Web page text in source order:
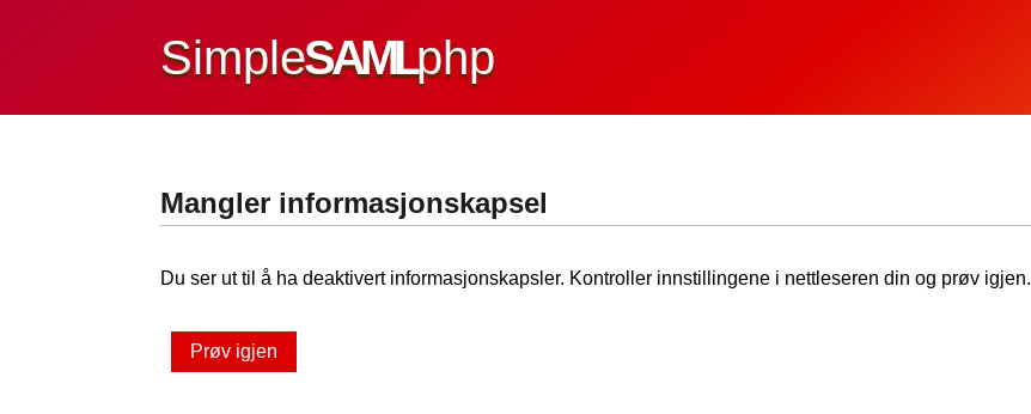
SimpleSAMLphp
Mangler informasjonskapsel
Du ser ut til å ha deaktivert informasjonskapsler. Kontroller innstillingene i nettleseren din og prøv igjen.
Prøv igjen